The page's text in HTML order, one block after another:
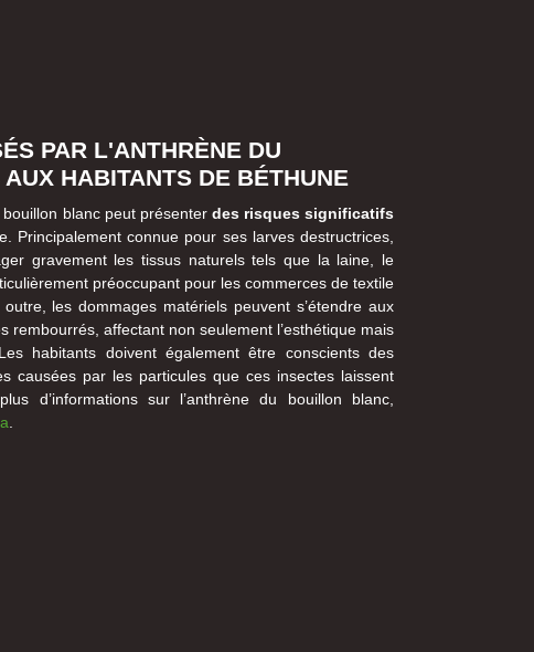
PAR L'ANTHRÈNE DU
HABITANTS DE BÉTHUNE
bouillon blanc peut présenter des risques significatifs
Principalement connue pour ses larves destructrices,
gravement les tissus naturels tels que la laine, le
préoccupant pour les commerces de textile
les dommages matériels peuvent s’étendre aux
rembourrés, affectant non seulement l’esthétique mais
habitants doivent également être conscients des
causées par les particules que ces insectes laissent
d’informations sur l’anthrène du bouillon blanc,